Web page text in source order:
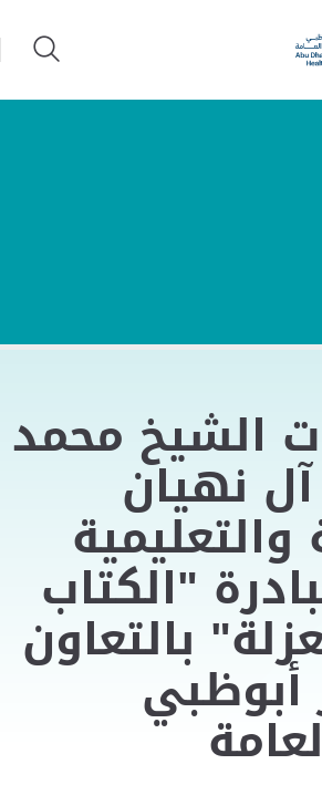
الشيخ محمد
نهيان
والتعليمية
"الكتاب
بالتعاون
أبوظبي